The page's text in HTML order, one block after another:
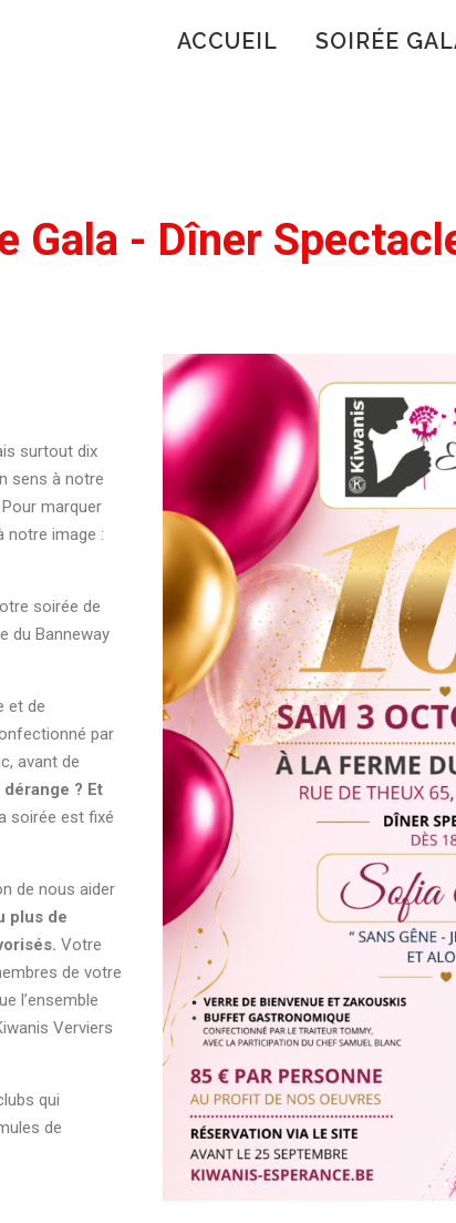
ACCUEIL SOIRÉE
Gala - Dîner
surtout dix
sens à notre
Pour marquer
notre image :
soirée de
du Banneway
et de
par
avant de
? Et
soirée est fixé
de nous aider
plus de
Votre
de votre
l’ensemble
Verviers
qui
de